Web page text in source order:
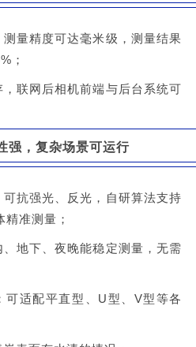
量精度可达毫米级，测量结果
；
联网后相机前端与后台系统可
强，复杂场景可运行
抗强光、反光，自研算法支持
准测量；
地下、夜晚能稳定测量，无需
可适配平直型、U型、V型等各